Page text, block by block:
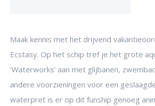
Maak kennis met het drijvend
Ecstasy. Op het schip tref je het grote
'Waterworks' aan met glijbanen,
andere voorzieningen voor een
waterpret is er op dit funship genoeg